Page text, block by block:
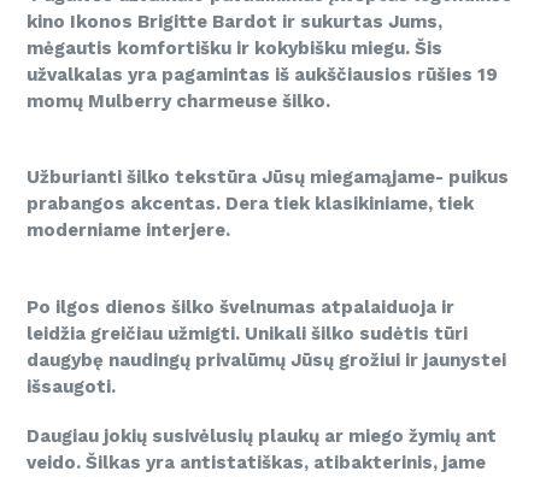
kino Ikonos Brigitte Bardot ir sukurtas Jums,
mėgautis komfortišku ir kokybišku miegu. Šis
užvalkalas yra pagamintas iš aukščiausios rūšies 19
momų Mulberry charmeuse šilko.
Užburianti šilko tekstūra Jūsų miegamąjame- puikus
prabangos akcentas. Dera tiek klasikiniame, tiek
moderniame interjere.
Po ilgos dienos šilko švelnumas atpalaiduoja ir
leidžia greičiau užmigti. Unikali šilko sudėtis tūri
daugybę naudingų privalūmų Jūsų grožiui ir jaunystei
išsaugoti.
Daugiau jokių susivėlusių plaukų ar miego žymių ant
veido. Šilkas yra antistatiškas, atibakterinis, jame